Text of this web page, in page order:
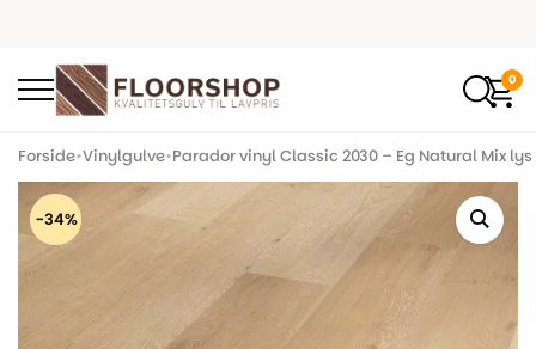
0
Forside•Vinylgulve•Parador vinyl Classic 2030 – Eg Natural Mix
-34%